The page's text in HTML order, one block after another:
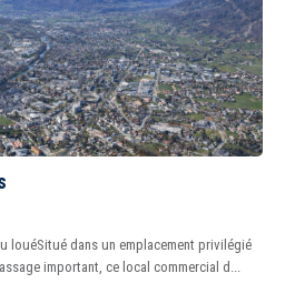
louéSitué dans un emplacement privilégié
important, ce local commercial d...